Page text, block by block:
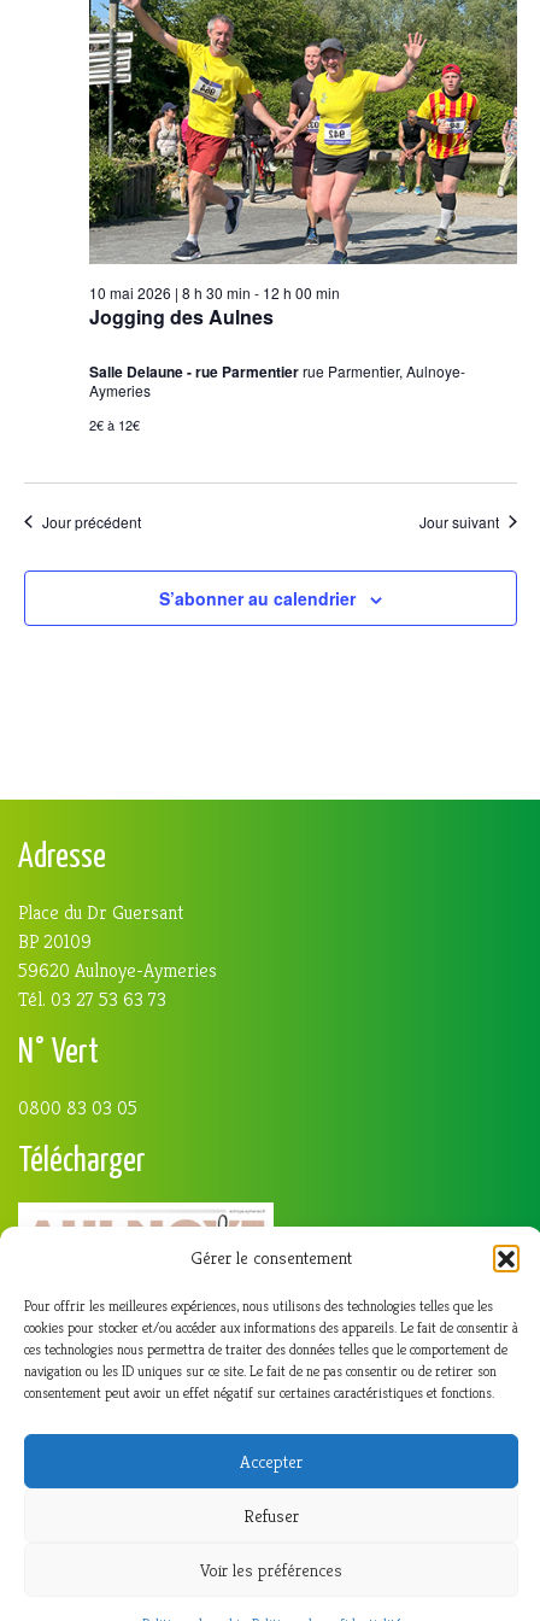
Gérer le consentement
Pour offrir les meilleures expériences, nous utilisons des technologies telles que les
cookies pour stocker et/ou accéder aux informations des appareils. Le fait de consentir à
ces technologies nous permettra de traiter des données telles que le comportement de
navigation ou les ID uniques sur ce site. Le fait de ne pas consentir ou de retirer son
consentement peut avoir un effet négatif sur certaines caractéristiques et fonctions.
Accepter
Refuser
Voir les préférences
vues
Jogging des Aulnes
10 mai 2026 | 8 h 30 min - 12 h 00 min
Salle Delaune - rue Parmentierrue Parmentier, Aulnoye-
Aymeries
2€ à 12€
Jour précédent Jour suivant
S’abonner au calendrier
Adresse
Place du Dr Guersant
BP 20109
59620 Aulnoye-Aymeries
Tél. 03 27 53 63 73
N° Vert
0800 83 03 05
Télécharger
Aulnoye-Aymeries Etna studio |Connexion